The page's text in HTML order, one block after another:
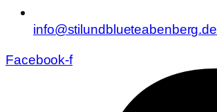
info@stilundblueteabenberg.de
Facebook-f